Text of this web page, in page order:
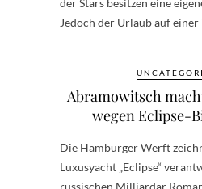
der Stars besitzen eine
Jedoch der Urlaub auf
Abramowitsch
wegen Eclipse-
Die Hamburger Werft
Luxusyacht „Eclipse“
russischen Milliardär